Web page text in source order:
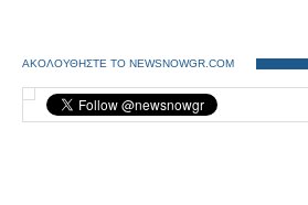
ΑΚΟΛΟΥΘΗΣΤΕ ΤΟ NEWSNOWGR.COM